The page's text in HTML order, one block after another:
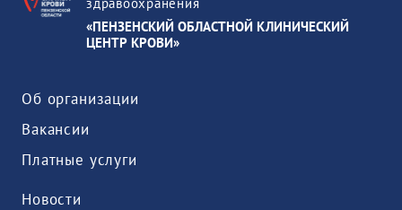
«ПЕНЗЕНСКИЙ ОБЛАСТНОЙ КЛИНИЧЕСКИЙ
ЦЕНТР КРОВИ»
Об организации
Вакансии
Платные услуги
Новости